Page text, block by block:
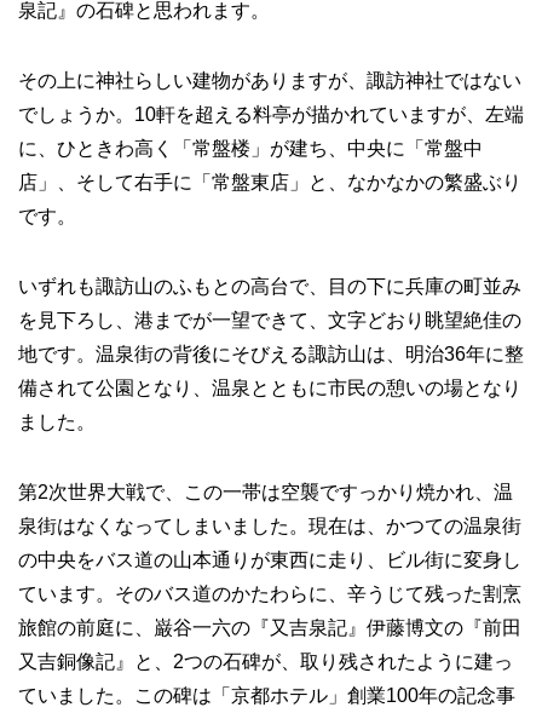
泉記』の石碑と思われます。
その上に神社らしい建物がありますが、諏訪神社ではない
でしょうか。10軒を超える料亭が描かれていますが、左端
に、ひときわ高く「常盤楼」が建ち、中央に「常盤中
店」、そして右手に「常盤東店」と、なかなかの繁盛ぶり
です。
いずれも諏訪山のふもとの高台で、目の下に兵庫の町並み
を見下ろし、港までが一望できて、文字どおり眺望絶佳の
地です。温泉街の背後にそびえる諏訪山は、明治36年に整
備されて公園となり、温泉とともに市民の憩いの場となり
ました。
第2次世界大戦で、この一帯は空襲ですっかり焼かれ、温
泉街はなくなってしまいました。現在は、かつての温泉街
の中央をバス道の山本通りが東西に走り、ビル街に変身し
ています。そのバス道のかたわらに、辛うじて残った割烹
旅館の前庭に、巌谷一六の『又吉泉記』伊藤博文の『前田
又吉銅像記』と、2つの石碑が、取り残されたように建っ
ていました。この碑は「京都ホテル」創業100年の記念事